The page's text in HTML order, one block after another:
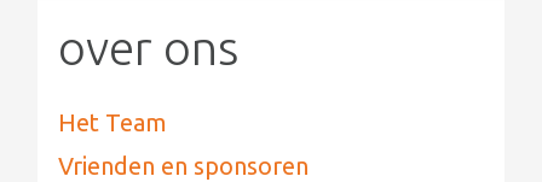
over ons
Het Team
Vrienden en sponsoren